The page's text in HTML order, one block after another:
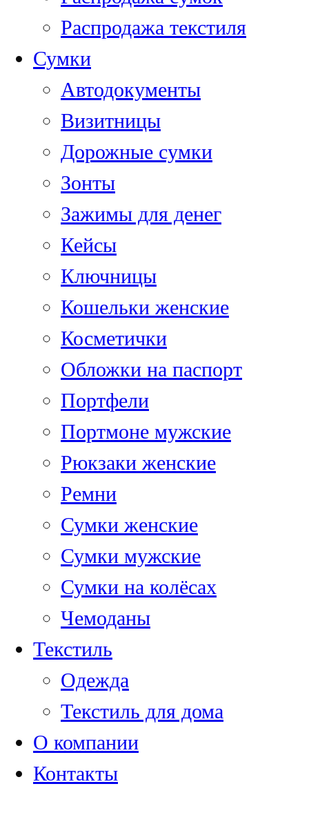
Распродажа текстиля
Сумки
Автодокументы
Визитницы
Дорожные сумки
Зонты
Зажимы для денег
Кейсы
Ключницы
Кошельки женские
Косметички
Обложки на паспорт
Портфели
Портмоне мужские
Рюкзаки женские
Ремни
Сумки женские
Сумки мужские
Сумки на колёсах
Чемоданы
Текстиль
Одежда
Текстиль для дома
О компании
Контакты